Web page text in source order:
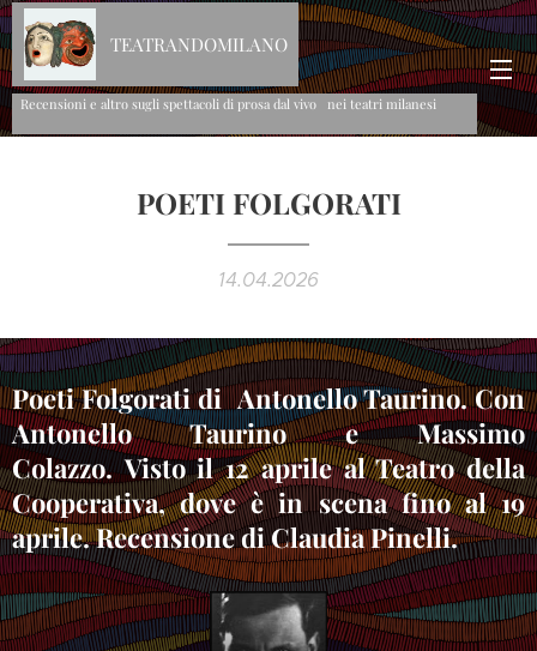
TEATRANDOMILANO
Recensioni e altro sugli spettacoli di prosa dal vivo nei teatri milanesi
POETI FOLGORATI
14.04.2026
Poeti Folgorati di Antonello Taurino. Con
Antonello Taurino e Massimo
Colazzo. Visto il 12 aprile al Teatro della
Cooperativa, dove è in scena fino al 19
aprile. Recensione di Claudia Pinelli.